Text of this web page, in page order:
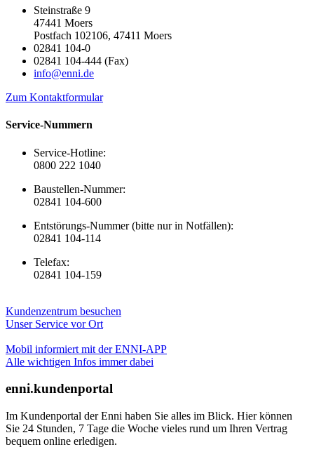
Steinstraße 9
47441 Moers
Postfach 102106, 47411 Moers
02841 104-0
02841 104-444 (Fax)
info@enni.de
Zum Kontaktformular
Service-Nummern
Service-Hotline:
0800 222 1040
Baustellen-Nummer:
02841 104-600
Entstörungs-Nummer (bitte nur in Notfällen):
02841 104-114
Telefax:
02841 104-159
Kundenzentrum besuchen
Unser Service vor Ort
Mobil informiert mit der ENNI-APP
Alle wichtigen Infos immer dabei
enni.kundenportal
Im Kundenportal der Enni haben Sie alles im Blick. Hier können
Sie 24 Stunden, 7 Tage die Woche vieles rund um Ihren Vertrag
bequem online erledigen.